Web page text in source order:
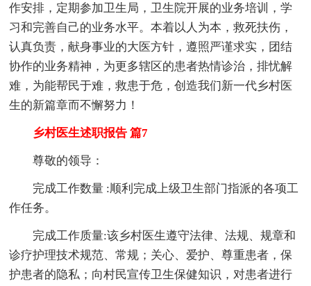
作安排，定期参加卫生局，卫生院开展的业务培训，学
习和完善自己的业务水平。本着以人为本，救死扶伤，
认真负责，献身事业的大医方针，遵照严谨求实，团结
协作的业务精神，为更多辖区的患者热情诊治，排忧解
难，为能帮民于难，救患于危，创造我们新一代乡村医
生的新篇章而不懈努力！
乡村医生述职报告 篇7
尊敬的领导：
完成工作数量 :顺利完成上级卫生部门指派的各项工
作任务。
完成工作质量:该乡村医生遵守法律、法规、规章和
诊疗护理技术规范、常规；关心、爱护、尊重患者，保
护患者的隐私；向村民宣传卫生保健知识，对患者进行